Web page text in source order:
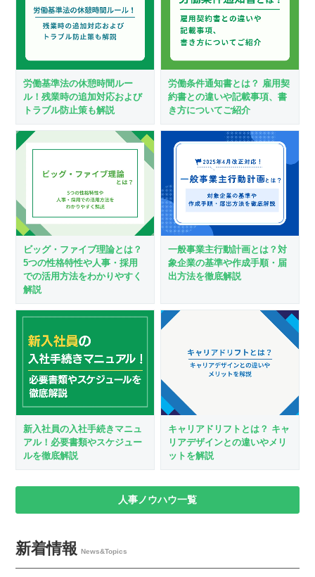
労働基準法の休憩時間ルー
ル！残業時の追加対応および
トラブル防止策も解説
労働条件通知書とは？ 雇用契
約書との違いや記載事項、書
き方についてご紹介
ビッグ・ファイブ理論とは？
5つの性格特性や人事・採用
での活用方法をわかりやすく
解説
一般事業主行動計画とは？対
象企業の基準や作成手順・届
出方法を徹底解説
新入社員の入社手続きマニュ
アル！必要書類やスケジュー
ルを徹底解説
キャリアドリフトとは？ キャ
リアデザインとの違いやメリ
ットを解説
人事ノウハウ一覧
新着情報 News&Topics